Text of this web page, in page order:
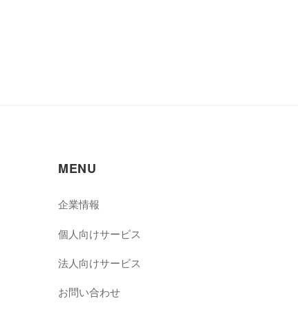
MENU
企業情報
個人向けサービス
法人向けサービス
お問い合わせ